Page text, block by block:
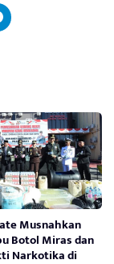
Musnahkan
Botol Miras dan
Narkotika di